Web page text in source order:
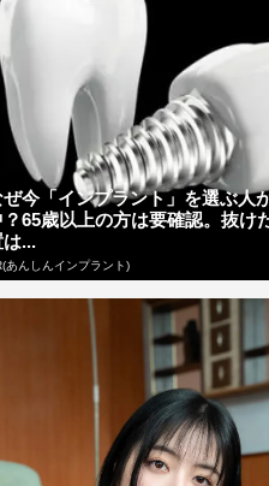
ぜ今「インプラント」を選ぶ人
？65歳以上の方は要確認。抜け
は...
あんしんインプラント)